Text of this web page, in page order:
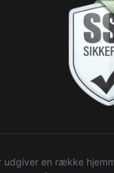
udgiver en række